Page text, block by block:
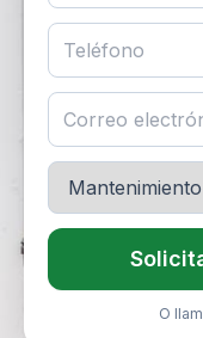
O